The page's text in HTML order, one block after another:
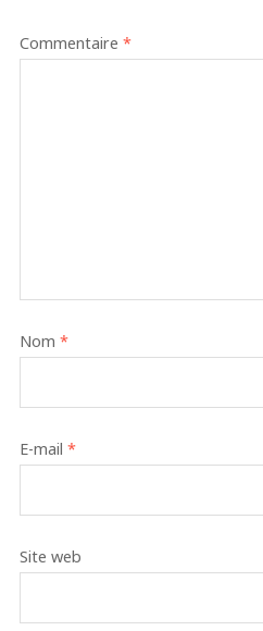
Commentaire *
Nom *
E-mail *
Site web